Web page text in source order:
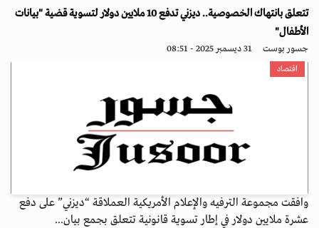
تتعلق بانتهاك الخصوصية.. ديزني تدفع 10 ملايين دولار لتسوية قضية "بيانات
الأطفال"
جسور بوست 31 ديسمبر 2025 - 08:51
اقتصاد
وافقت مجموعة الترفيه والإعلام الأمريكية العملاقة “ديزني” على دفع
عشرة ملايين دولار في إطار تسوية قانونية تتعلق بجمع بيان...